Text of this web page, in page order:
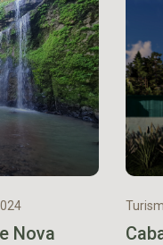
Nova